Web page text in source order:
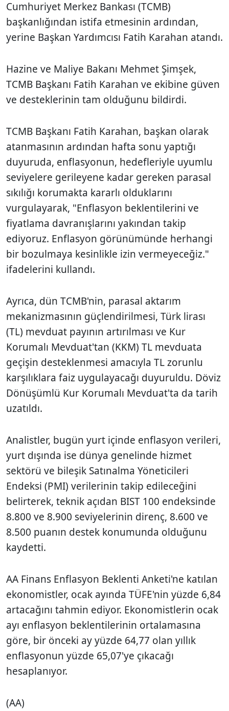
Cumhuriyet Merkez Bankası (TCMB)
başkanlığından istifa etmesinin ardından,
yerine Başkan Yardımcısı Fatih Karahan atandı.
Hazine ve Maliye Bakanı Mehmet Şimşek,
TCMB Başkanı Fatih Karahan ve ekibine güven
ve desteklerinin tam olduğunu bildirdi.
TCMB Başkanı Fatih Karahan, başkan olarak
atanmasının ardından hafta sonu yaptığı
duyuruda, enflasyonun, hedefleriyle uyumlu
seviyelere gerileyene kadar gereken parasal
sıkılığı korumakta kararlı olduklarını
vurgulayarak, "Enflasyon beklentilerini ve
fiyatlama davranışlarını yakından takip
ediyoruz. Enflasyon görünümünde herhangi
bir bozulmaya kesinlikle izin vermeyeceğiz."
ifadelerini kullandı.
Ayrıca, dün TCMB'nin, parasal aktarım
mekanizmasının güçlendirilmesi, Türk lirası
(TL) mevduat payının artırılması ve Kur
Korumalı Mevduat'tan (KKM) TL mevduata
geçişin desteklenmesi amacıyla TL zorunlu
karşılıklara faiz uygulayacağı duyuruldu. Döviz
Dönüşümlü Kur Korumalı Mevduat'ta da tarih
uzatıldı.
Analistler, bugün yurt içinde enflasyon verileri,
yurt dışında ise dünya genelinde hizmet
sektörü ve bileşik Satınalma Yöneticileri
Endeksi (PMI) verilerinin takip edileceğini
belirterek, teknik açıdan BIST 100 endeksinde
8.800 ve 8.900 seviyelerinin direnç, 8.600 ve
8.500 puanın destek konumunda olduğunu
kaydetti.
AA Finans Enflasyon Beklenti Anketi'ne katılan
ekonomistler, ocak ayında TÜFE'nin yüzde 6,84
artacağını tahmin ediyor. Ekonomistlerin ocak
ayı enflasyon beklentilerinin ortalamasına
göre, bir önceki ay yüzde 64,77 olan yıllık
enflasyonun yüzde 65,07'ye çıkacağı
hesaplanıyor.
(AA)